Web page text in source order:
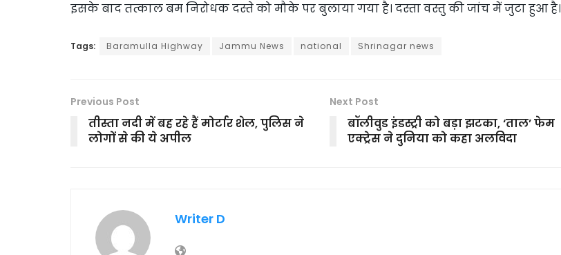
इसके बाद तत्काल बम निरोधक दस्ते को मौके पर बुलाया गया है। दस्ता वस्तु की जांच में जुटा हुआ है।
Tags: Baramulla Highway Jammu News national Shrinagar news
Previous Post
तीस्ता नदी में बह रहे हैं मोर्टार शेल, पुलिस ने
लोगों से की ये अपील
Next Post
बॉलीवुड इंडस्ट्री को बड़ा झटका, ‘ताल’ फेम
एक्ट्रेस ने दुनिया को कहा अलविदा
Writer D